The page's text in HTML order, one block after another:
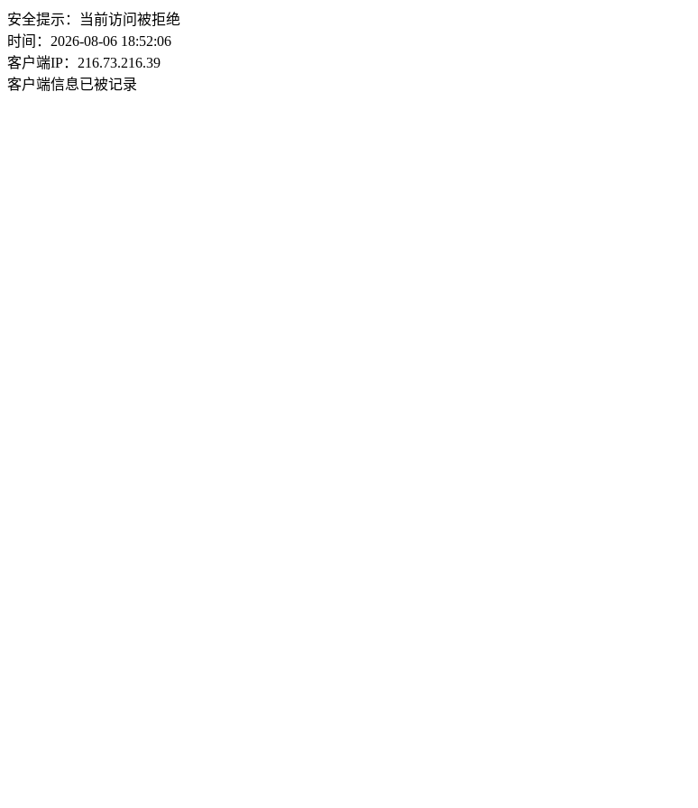
安全提示：当前访问被拒绝
时间：2026-08-06 18:52:06
客户端IP：216.73.216.39
客户端信息已被记录